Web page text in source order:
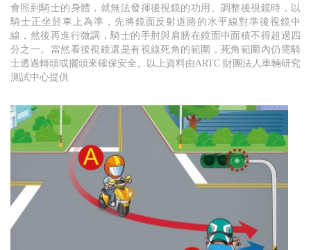
會照到騎士的身體，就無法發揮後視鏡的功用。調整後視鏡時，以
騎士正坐於車上為準，先將鏡面反射道路的水平線對準後視鏡中
線，然後再進行微調，騎士的手肘與肩膀在鏡面中面積不得超過四
分之一。當然看後視鏡還是有視線死角的範圍，死角範圍內仍需騎
士透過轉頭或擺頭來確保安全。以上資料由ARTC 財團法人車輛研究
測試中心提供